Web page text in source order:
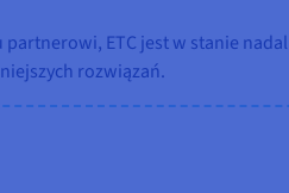
partnerowi, ETC jest w stanie
rozwiązań.